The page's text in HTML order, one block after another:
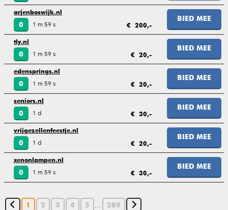
arjenboswijk.nl
0 1 m 59 s € 200,-
BIED MEE
tly.nl
0 1 m 59 s € 20,-
BIED MEE
edensprings.nl
0 1 m 59 s € 20,-
BIED MEE
seniors.nl
0 1 d € 30,-
BIED MEE
vrijgezellenfeestje.nl
0 1 d € 20,-
BIED MEE
xenonlampen.nl
0 1 m 59 s € 30,-
BIED MEE
1 2 3 4 5 … 289